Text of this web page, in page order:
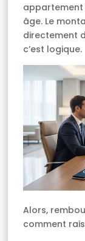
appartement
âge. Le
directement
c’est logique.
Alors,
comment